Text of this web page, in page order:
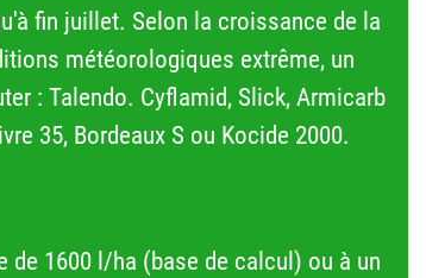
fin juillet. Selon la croissance de la
météorologiques extrême, un
: Talendo. Cyflamid, Slick, Armicarb
35, Bordeaux S ou Kocide 2000.
de 1600 l/ha (base de calcul) ou à un